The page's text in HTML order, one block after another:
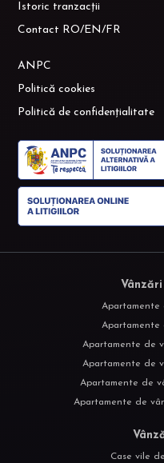
Istoric tranzacții
Contact RO/EN/FR
ANPC
Politică cookies
Politică de confidențialitate
Apartamente
Apartamente
Apartamente de
Apartamente de
Apartamente de
Apartamente de
Case vile